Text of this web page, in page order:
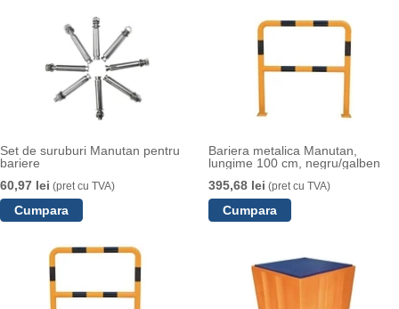
Set de suruburi Manutan pentru
bariere
60,97 lei (pret cu TVA)
Bariera metalica Manutan,
lungime 100 cm, negru/galben
395,68 lei (pret cu TVA)